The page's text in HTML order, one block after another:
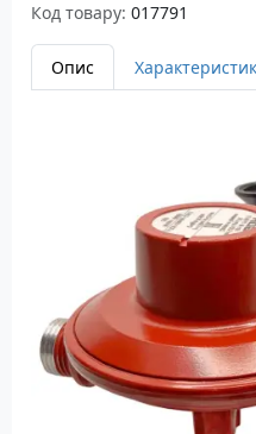
Код товару: 017791
Опис